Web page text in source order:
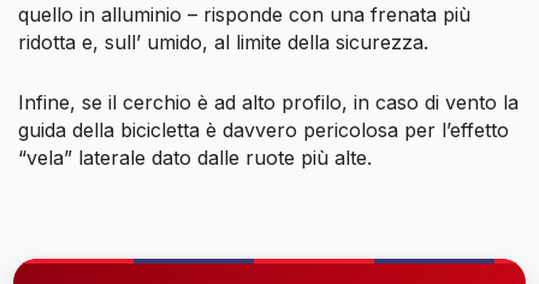
quello in alluminio – risponde con una frenata più
ridotta e, sull’ umido, al limite della sicurezza.
Infine, se il cerchio è ad alto profilo, in caso di vento la
guida della bicicletta è davvero pericolosa per l’effetto
“vela” laterale dato dalle ruote più alte.